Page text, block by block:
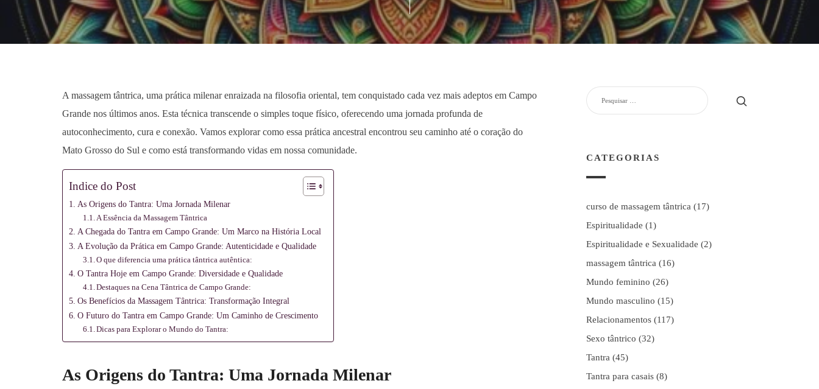
Meditação
A massagem tântrica, uma prática milenar enraizada na filosofia oriental, tem conquistado cada vez mais adeptos em Campo
Grande nos últimos anos. Esta técnica transcende o simples toque físico, oferecendo uma jornada profunda de
autoconhecimento, cura e conexão. Vamos explorar como essa prática ancestral encontrou seu caminho até o coração do
Mato Grosso do Sul e como está transformando vidas em nossa comunidade.
Indice do Post
As Origens do Tantra: Uma Jornada Milenar
A Essência da Massagem Tântrica
A Chegada do Tantra em Campo Grande: Um Marco na História Local
A Evolução da Prática em Campo Grande: Autenticidade e Qualidade
O que diferencia uma prática tântrica autêntica:
O Tantra Hoje em Campo Grande: Diversidade e Qualidade
Destaques na Cena Tântrica de Campo Grande:
Os Benefícios da Massagem Tântrica: Transformação Integral
O Futuro do Tantra em Campo Grande: Um Caminho de Crescimento
Dicas para Explorar o Mundo do Tantra:
As Origens do Tantra: Uma Jornada Milenar
POR:
CATEGORIAS
curso de massagem tântrica (17)
Espiritualidade (1)
Espiritualidade e Sexualidade (2)
massagem tântrica (16)
Mundo feminino (26)
Mundo masculino (15)
Relacionamentos (117)
Sexo tântrico (32)
Tantra (45)
Tantra para casais (8)